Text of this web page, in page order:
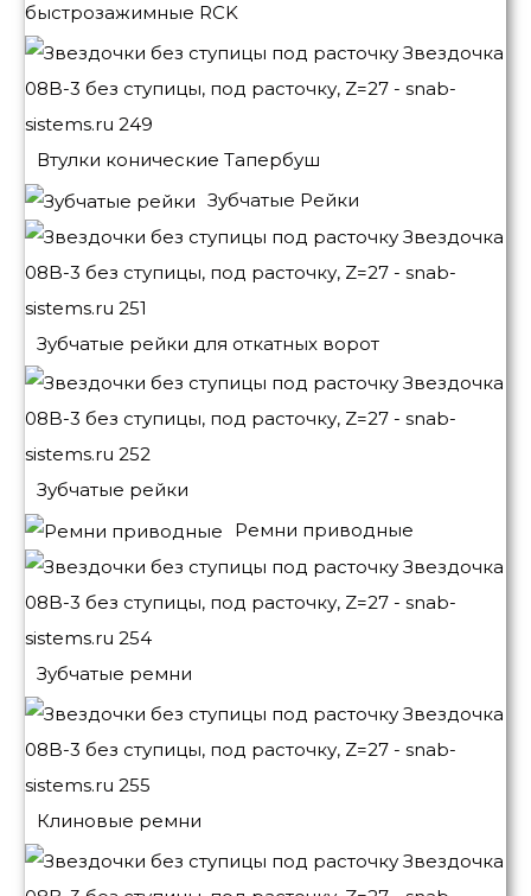
быстрозажимные RCK
Втулки конические Тапербуш
Зубчатые Рейки
Зубчатые рейки для откатных ворот
Зубчатые рейки
Ремни приводные
Зубчатые ремни
Клиновые ремни